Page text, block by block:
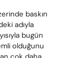
baskın
adıyla
bugün
olduğunu